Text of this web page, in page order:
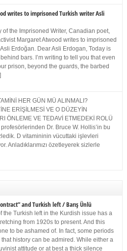
writes to imprisoned Turkish writer Asli
of the Imprisoned Writer, Canadian poet,
Margaret Atwood writes to imprisoned
Erdoğan. Dear Asli Erdogan, Today is
bars. I’m writing to tell you that even
prison, beyond the guards, the barbed
HER GÜN MÜ ALINMALI?
ERİŞİLMESİ VE O DÜZEYİN
ÖNLEME VE TEDAVİ ETMEDEKİ ROLÜ
Dr. Bruce W. Hollis’in bu
D vitamininin vücuttaki işlevleri
Anladıklarımızı özetleyerek sizlerle
and Turkish left / Barış Ünlü
the Turkish left in the Kurdish issue has a
from 1920s to present. And this
to be ashamed of. In fact, some periods
history can be admired. While either a
attitude or at best a thick silence